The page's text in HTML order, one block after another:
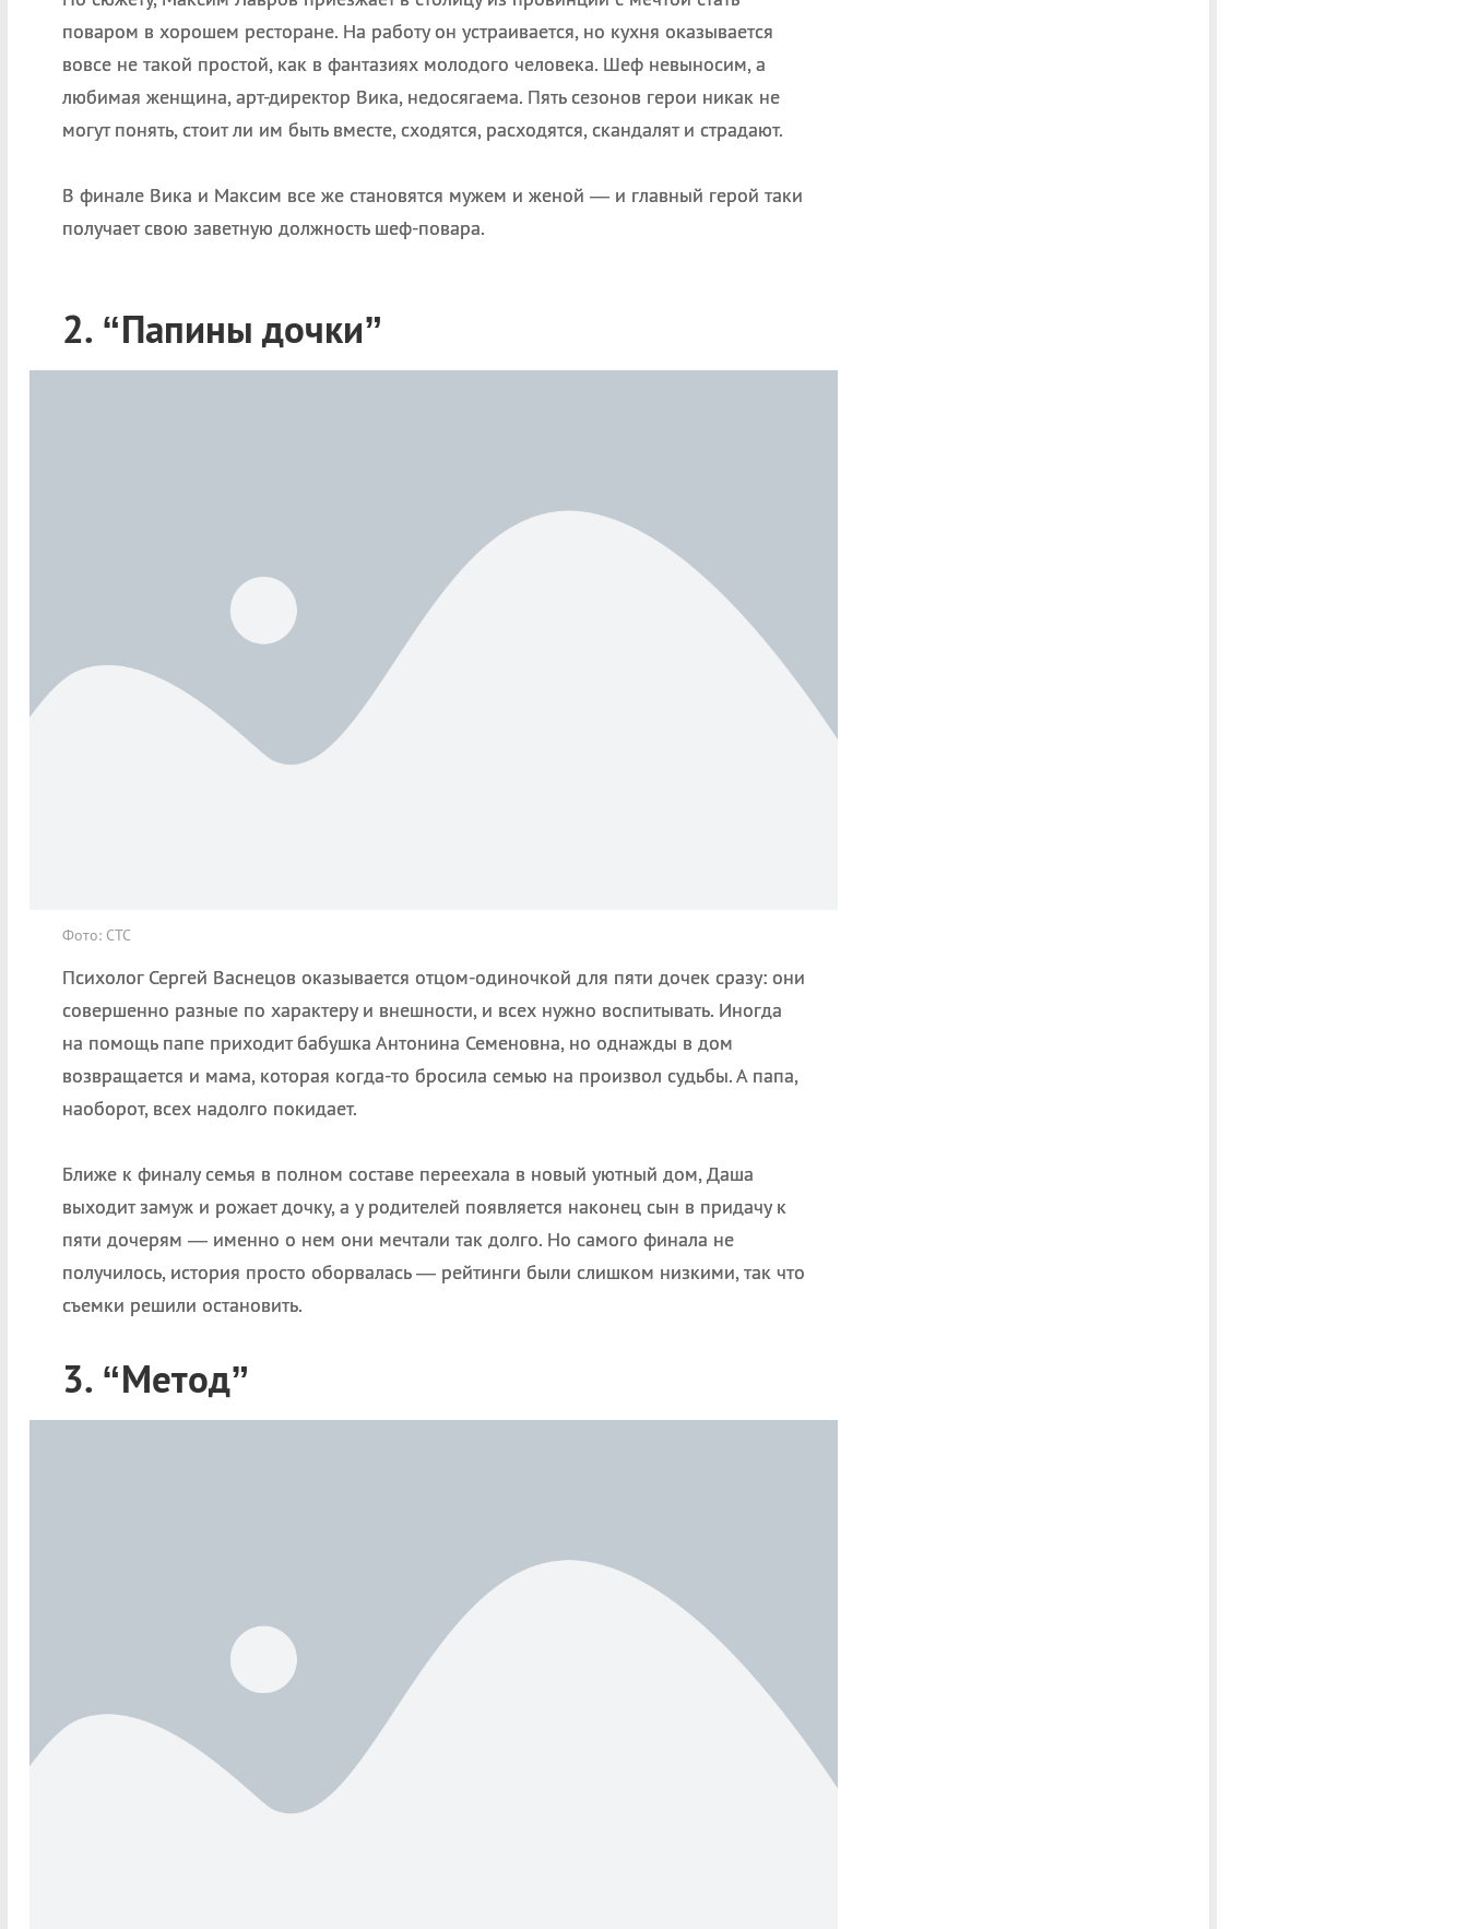
поваром в хорошем ресторане. На работу он устраивается, но кухня оказывается
вовсе не такой простой, как в фантазиях молодого человека. Шеф невыносим, а
любимая женщина, арт-директор Вика, недосягаема. Пять сезонов герои никак не
могут понять, стоит ли им быть вместе, сходятся, расходятся, скандалят и страдают.
В финале Вика и Максим все же становятся мужем и женой — и главный герой таки
получает свою заветную должность шеф-повара.
2. “Папины дочки”
Фото: СТС
Психолог Сергей Васнецов оказывается отцом-одиночкой для пяти дочек сразу: они
совершенно разные по характеру и внешности, и всех нужно воспитывать. Иногда
на помощь папе приходит бабушка Антонина Семеновна, но однажды в дом
возвращается и мама, которая когда-то бросила семью на произвол судьбы. А папа,
наоборот, всех надолго покидает.
Ближе к финалу семья в полном составе переехала в новый уютный дом, Даша
выходит замуж и рожает дочку, а у родителей появляется наконец сын в придачу к
пяти дочерям — именно о нем они мечтали так долго. Но самого финала не
получилось, история просто оборвалась — рейтинги были слишком низкими, так что
съемки решили остановить.
3. “Метод”